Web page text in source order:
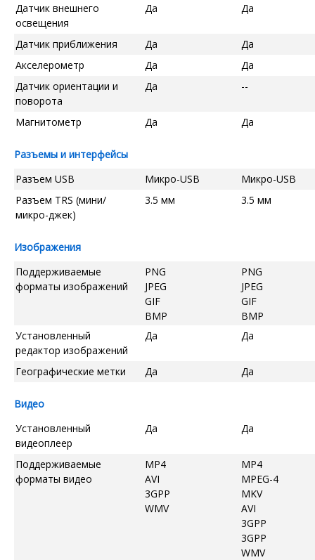
Датчик внешнего
освещения
Да Да
Датчик приближения Да
Да
Акселерометр
Да
Да
Датчик ориентации и
поворота
Да --
Магнитометр Да Да
Разъемы и интерфейсы
Разъем USB
Микро-USB
Микро-USB
Разъем TRS (мини/
микро-джек)
3.5 мм 3.5 мм
Изображения
Поддерживаемые
форматы изображений
PNG
JPEG
GIF
BMP
PNG
JPEG
GIF
BMP
Установленный
редактор изображений
Да Да
Географические метки Да Да
Видео
Установленный
видеоплеер
Да Да
Поддерживаемые
форматы видео
MP4
AVI
3GPP
WMV
MP4
MPEG-4
MKV
AVI
3GPP
3GPP
WMV